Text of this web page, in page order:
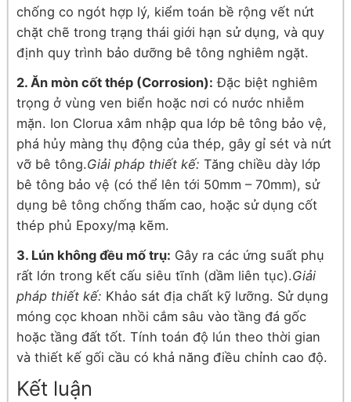
chống co ngót hợp lý, kiểm toán bề rộng vết nứt
chặt chẽ trong trạng thái giới hạn sử dụng, và quy
định quy trình bảo dưỡng bê tông nghiêm ngặt.
2. Ăn mòn cốt thép (Corrosion): Đặc biệt nghiêm
trọng ở vùng ven biển hoặc nơi có nước nhiễm
mặn. Ion Clorua xâm nhập qua lớp bê tông bảo vệ,
phá hủy màng thụ động của thép, gây gỉ sét và nứt
vỡ bê tông.Giải pháp thiết kế: Tăng chiều dày lớp
bê tông bảo vệ (có thể lên tới 50mm – 70mm), sử
dụng bê tông chống thấm cao, hoặc sử dụng cốt
thép phủ Epoxy/mạ kẽm.
3. Lún không đều mố trụ: Gây ra các ứng suất phụ
rất lớn trong kết cấu siêu tĩnh (dầm liên tục).Giải
pháp thiết kế: Khảo sát địa chất kỹ lưỡng. Sử dụng
móng cọc khoan nhồi cắm sâu vào tầng đá gốc
hoặc tầng đất tốt. Tính toán độ lún theo thời gian
và thiết kế gối cầu có khả năng điều chỉnh cao độ.
Kết luận